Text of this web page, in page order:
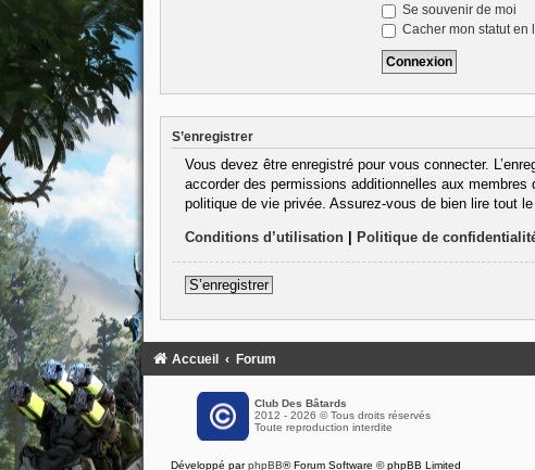
Se souvenir de moi
Cacher mon statut en
S’enregistrer
Vous devez être enregistré pour vous connecter.
accorder des permissions additionnelles aux
politique de vie privée. Assurez-vous de bien lire tout le
Conditions d’utilisation| Politique de
S’enregistrer
Accueil Forum
Club Des Bâtards
2012 - 2026 © Tous droits réservés
Toute reproduction interdite
Développé parphpBB® Forum Software © phpBB Limited